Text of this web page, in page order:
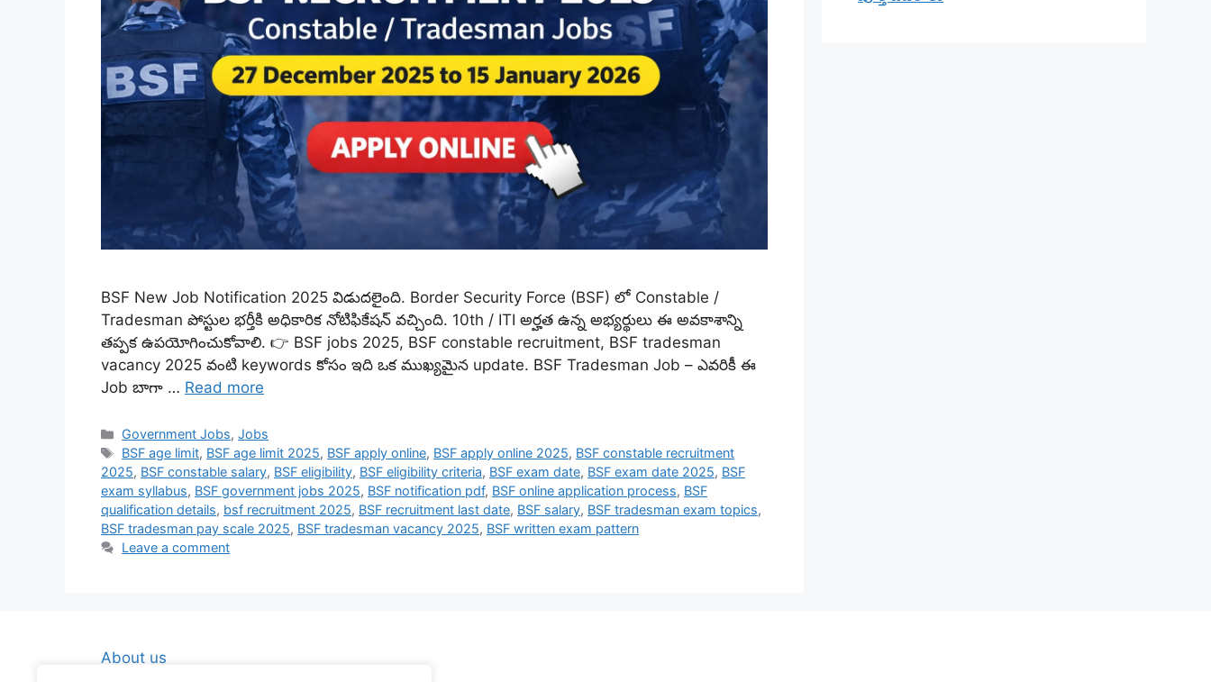
BSF New Job Notification 2025 విడుదలైంది. Border Security Force (BSF) లో Constable /
Tradesman పోస్టుల భర్తీకి అధికారిక నోటిఫికేషన్ వచ్చింది. 10th / ITI అర్హత ఉన్న అభ్యర్థులు ఈ అవకాశాన్ని
తప్పక ఉపయోగించుకోవాలి. 👉 BSF jobs 2025, BSF constable recruitment, BSF tradesman
vacancy 2025 వంటి keywords కోసం ఇది ఒక ముఖ్యమైన update. BSF Tradesman Job – ఎవరికీ ఈ
Job బాగా … Read more
Categories
Government Jobs,Jobs
Tags
BSF age limit, BSF age limit 2025, BSF apply online, BSF apply online 2025, BSF constable recruitment
2025, BSF constable salary, BSF eligibility, BSF eligibility criteria, BSF exam date, BSF exam date 2025, BSF
exam syllabus, BSF government jobs 2025, BSF notification pdf, BSF online application process, BSF
qualification details, bsf recruitment 2025, BSF recruitment last date, BSF salary, BSF tradesman exam topics,
BSF tradesman pay scale 2025, BSF tradesman vacancy 2025, BSF written exam pattern
Leave a comment
About us